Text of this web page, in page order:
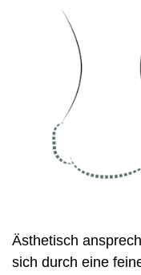
Ästhetisch
sich durch eine